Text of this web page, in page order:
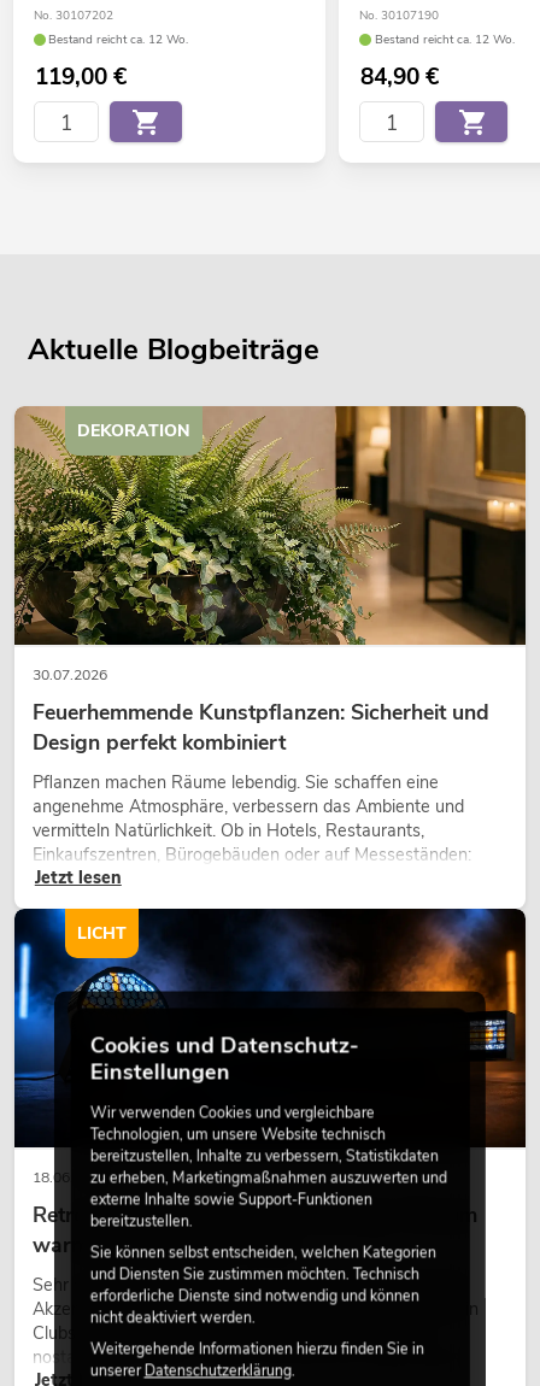
No. 30107202
Bestand reicht ca. 12 Wo.
119,00€
No. 30107190
Bestand reicht ca. 12 Wo.
84,90€
Aktuelle Blogbeiträge
30.07.2026
Feuerhemmende Kunstpflanzen: Sicherheit und
Design perfekt kombiniert
Pflanzen machen Räume lebendig. Sie schaffen eine
angenehme Atmosphäre, verbessern das Ambiente und
vermitteln Natürlichkeit. Ob in Hotels, Restaurants,
Einkaufszentren, Bürogebäuden oder auf Messeständen:
eine hochwertige Begrünung gehört heute längst zum
modernen Raumkonzept.
Jetzt lesen
DEKORATION
18.06.2026
Retro-Licht im modernen Lichtdesign: Warum
warmes Licht wieder wirkt
Sehr warmes Licht, sichtbare Leuchtflächen und farbige
Akzente prägen viele aktuelle Lichtdesigns auf Bühnen, in
Clubs und bei Events. Retro-Licht ist dabei kein rein
nostalgischer Effekt, sondern ein bewusst eingesetztes
Jetzt lesen
LICHT
Cookies und Datenschutz-
Einstellungen
Wir verwenden Cookies und vergleichbare
Technologien, um unsere Website technisch
bereitzustellen, Inhalte zu verbessern, Statistikdaten
zu erheben, Marketingmaßnahmen auszuwerten und
externe Inhalte sowie Support-Funktionen
bereitzustellen.
Sie können selbst entscheiden, welchen Kategorien
und Diensten Sie zustimmen möchten. Technisch
erforderliche Dienste sind notwendig und können
nicht deaktiviert werden.
Weitergehende Informationen hierzu finden Sie in
unsererDatenschutzerklärung.